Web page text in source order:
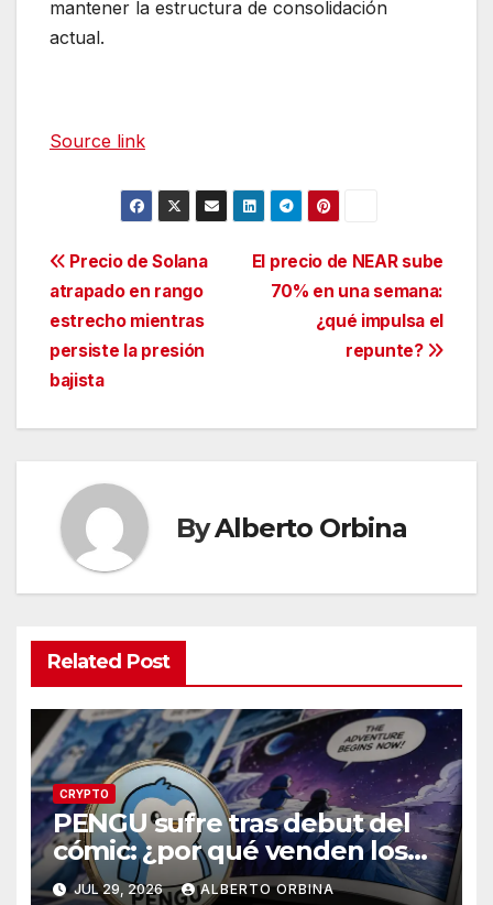
mantener la estructura de consolidación
actual.
Source link
Navegación
de
entradas
El precio de NEAR sube
70% en una semana:
¿qué impulsa el
repunte?
Precio de Solana
atrapado en rango
estrecho mientras
persiste la presión
bajista
ByAlberto Orbina
Related Post
CRYPTO
PENGU sufre tras debut del
cómic: ¿por qué venden los
traders?
JUL 29, 2026 ALBERTO ORBINA